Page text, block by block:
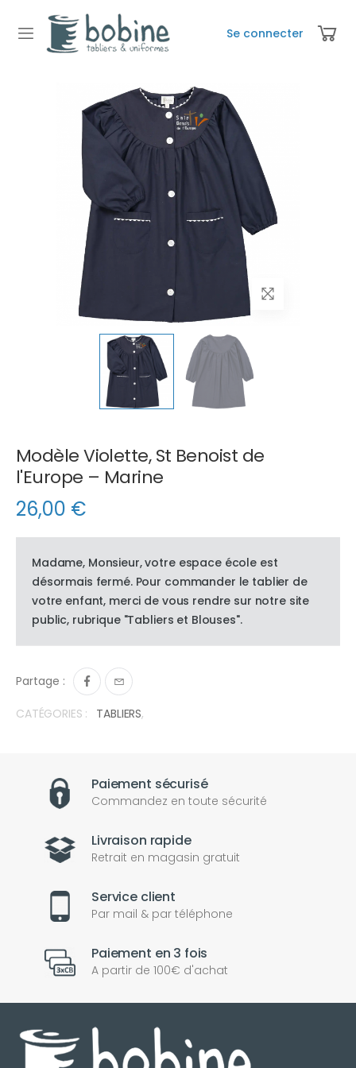
Se connecter
Modèle Violette, St Benoist de
l'Europe – Marine
26,00 €
Madame, Monsieur, votre espace école est
désormais fermé. Pour commander le tablier de
votre enfant, merci de vous rendre sur notre site
public, rubrique "Tabliers et Blouses".
Partage :
CATÉGORIES : TABLIERS,
Paiement sécurisé
Commandez en toute sécurité
Livraison rapide
Retrait en magasin gratuit
Service client
Par mail & par téléphone
Paiement en 3 fois
A partir de 100€ d'achat